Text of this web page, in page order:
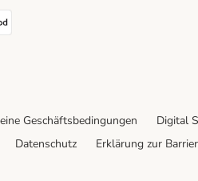
Method
Geschäftsbedingungen Digital
Datenschutz Erklärung zur